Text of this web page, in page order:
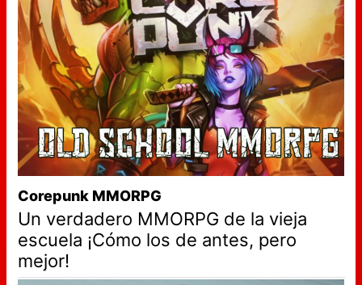
Corepunk MMORPG
Un verdadero MMORPG de la vieja
escuela ¡Cómo los de antes, pero
mejor!